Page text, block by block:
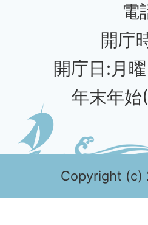
電
開庁
開庁日:月
年末年
Copyright (c)